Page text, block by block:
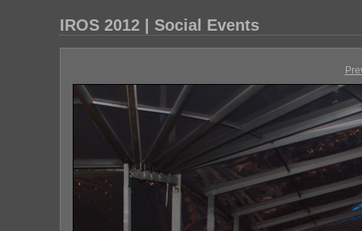
IROS 2012 | Social Events